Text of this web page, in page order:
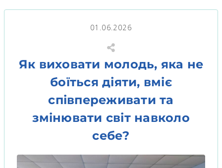
01.06.2026
Як виховати молодь, яка не
боїться діяти, вміє
співпереживати та
змінювати світ навколо
себе?